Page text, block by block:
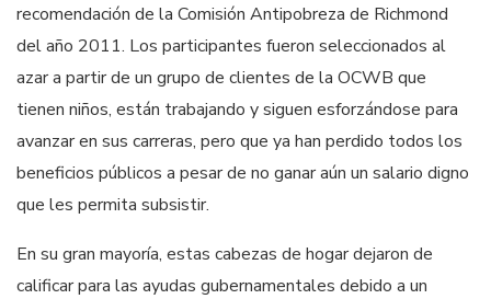
recomendación de la Comisión Antipobreza de Richmond
del año 2011. Los participantes fueron seleccionados al
azar a partir de un grupo de clientes de la OCWB que
tienen niños, están trabajando y siguen esforzándose para
avanzar en sus carreras, pero que ya han perdido todos los
beneficios públicos a pesar de no ganar aún un salario digno
que les permita subsistir.
En su gran mayoría, estas cabezas de hogar dejaron de
calificar para las ayudas gubernamentales debido a un